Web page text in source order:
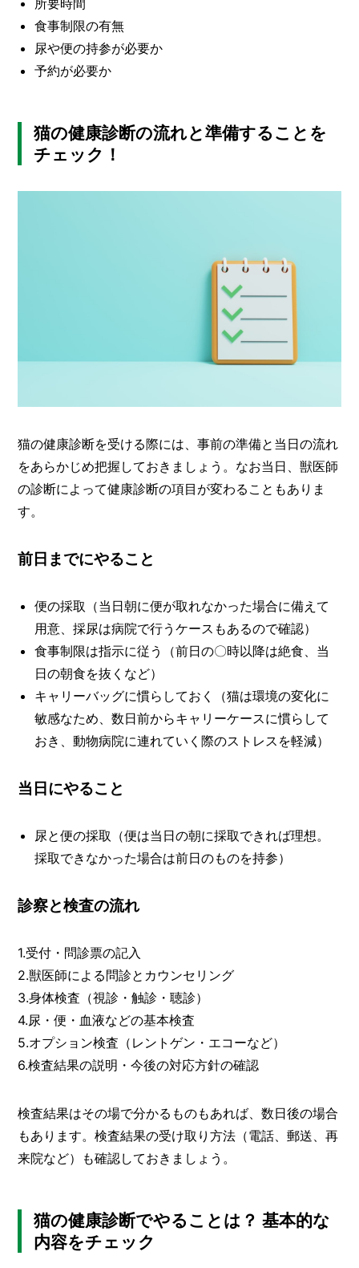
所要時間
食事制限の有無
尿や便の持参が必要か
予約が必要か
猫の健康診断の流れと準備することを
チェック！
猫の健康診断を受ける際には、事前の準備と当日の流れ
をあらかじめ把握しておきましょう。なお当日、獣医師
の診断によって健康診断の項目が変わることもありま
す。
前日までにやること
便の採取（当日朝に便が取れなかった場合に備えて
用意、採尿は病院で行うケースもあるので確認）
食事制限は指示に従う（前日の〇時以降は絶食、当
日の朝食を抜くなど）
キャリーバッグに慣らしておく（猫は環境の変化に
敏感なため、数日前からキャリーケースに慣らして
おき、動物病院に連れていく際のストレスを軽減）
当日にやること
尿と便の採取（便は当日の朝に採取できれば理想。
採取できなかった場合は前日のものを持参）
診察と検査の流れ
1.受付・問診票の記入
2.獣医師による問診とカウンセリング
3.身体検査（視診・触診・聴診）
4.尿・便・血液などの基本検査
5.オプション検査（レントゲン・エコーなど）
6.検査結果の説明・今後の対応方針の確認
検査結果はその場で分かるものもあれば、数日後の場合
もあります。検査結果の受け取り方法（電話、郵送、再
来院など）も確認しておきましょう。
猫の健康診断でやることは？ 基本的な
内容をチェック